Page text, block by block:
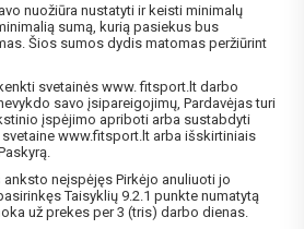
nuožiūra nustatyti ir keisti minimalų
sumą, kurią pasiekus bus
Šios sumos dydis matomas peržiūrint
svetainės www. fitsport.lt darbo
savo įsipareigojimų, Pardavėjas turi
įspėjimo apriboti arba sustabdyti
www.fitsport.lt arba išskirtiniais
anksto neįspėjęs Pirkėjo anuliuoti jo
Taisyklių 9.2.1 punkte numatytą
už prekes per 3 (tris) darbo dienas.